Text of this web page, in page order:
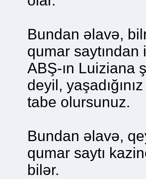
Bundan əlavə,
qumar
ABŞ-ın Luiziana
deyil,
tabe olursunuz.
Bundan əlavə,
qumar saytı
bilər.